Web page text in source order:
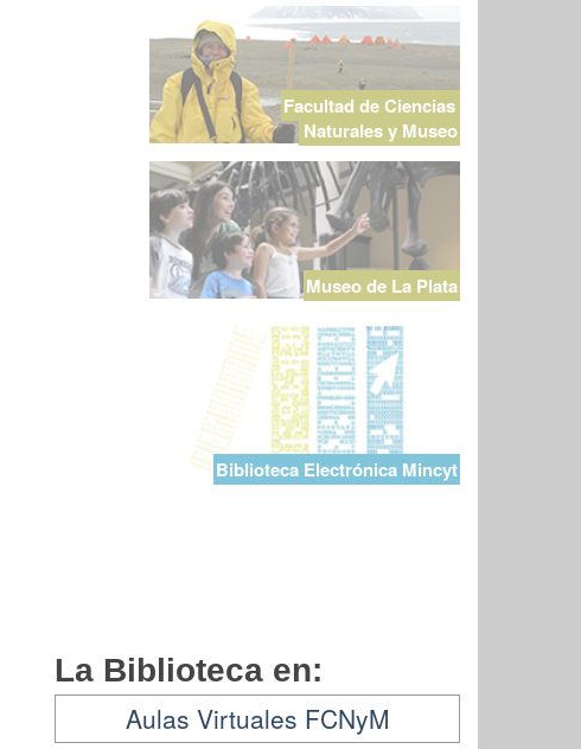
Facultad de Ciencias
Naturales y Museo
Museo de La Plata
Biblioteca Electrónica Mincyt
La Biblioteca en:
Aulas Virtuales FCNyM